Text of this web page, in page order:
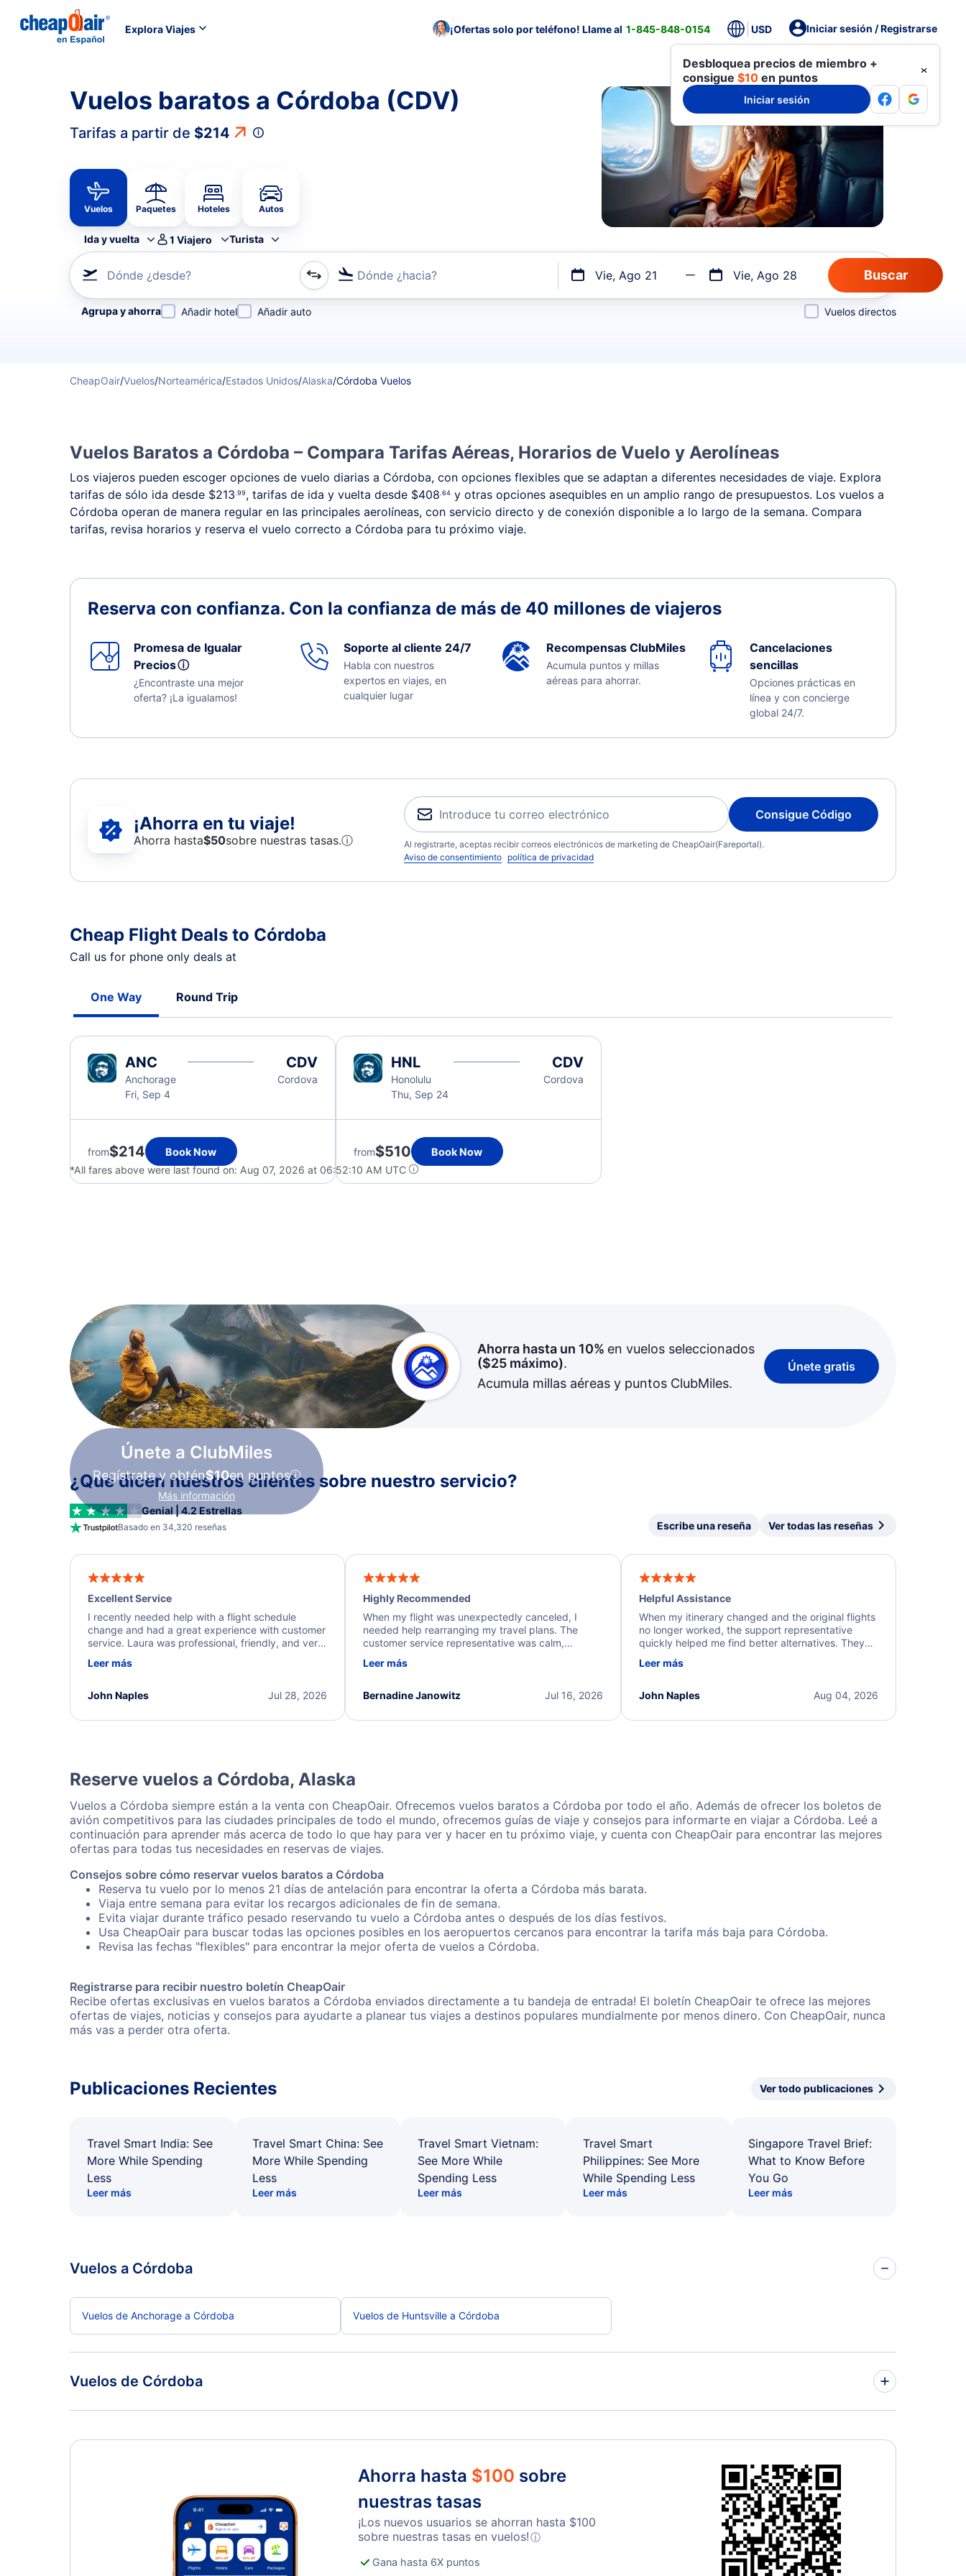
Explora Viajes ¡Ofertas solo por teléfono! Llame al 1-845-848-0154 USD Iniciar sesión / Registrarse
Desbloquea precios de miembro +
consigue $10 en puntos
Iniciar sesión
Vuelos baratos a Córdoba (CDV)
Tarifas a partir de $214
Vuelos Paquetes Hoteles Autos
Ida y vuelta 1 Viajero Turista
Dónde ¿desde? Dónde ¿hacia? Vie, Ago 21 Vie, Ago 28
Refina tu búsqueda por aerolínea, por ciudad o aeropuerto o por vuelos directos
Agrupa y ahorra Añadir hotel Añadir auto Vuelos directos
CheapOair/Vuelos/Norteamérica/Estados Unidos/Alaska/Córdoba Vuelos
Vuelos Baratos a Córdoba – Compara Tarifas Aéreas, Horarios de Vuelo y Aerolíneas
Los viajeros pueden escoger opciones de vuelo diarias a Córdoba, con opciones flexibles que se adaptan a diferentes necesidades de viaje. Explora
tarifas de sólo ida desde $213.99, tarifas de ida y vuelta desde $408.64 y otras opciones asequibles en un amplio rango de presupuestos. Los vuelos a
Córdoba operan de manera regular en las principales aerolíneas, con servicio directo y de conexión disponible a lo largo de la semana. Compara
tarifas, revisa horarios y reserva el vuelo correcto a Córdoba para tu próximo viaje.
Reserva con confianza. Con la confianza de más de 40 millones de viajeros
Promesa de Igualar
Preciosⓘ
¿Encontraste una mejor
oferta? ¡La igualamos!
Soporte al cliente 24/7
Habla con nuestros
expertos en viajes, en
cualquier lugar
Recompensas ClubMiles
Acumula puntos y millas
aéreas para ahorrar.
Cancelaciones
sencillas
Opciones prácticas en
línea y con concierge
global 24/7.
¡Ahorra en tu viaje!
Ahorra hasta$50sobre nuestras tasas.ⓘ
Consigue Código
Al registrarte, aceptas recibir correos electrónicos de marketing de CheapOair(Fareportal).
Aviso de consentimiento política de privacidad
Cheap Flight Deals to Córdoba
Call us for phone only deals at
One Way Round Trip
ANC
Anchorage
Fri, Sep 4
CDV
Cordova
from$214 Book Now
HNL
Honolulu
Thu, Sep 24
CDV
Cordova
from$510
Book Now
*All fares above were last found on: Aug 07, 2026 at 06:52:10 AM UTC
Únete a ClubMiles
Regístrate y obtén$10en puntos
Más información
Ahorra hasta un 10% en vuelos seleccionados
($25máximo).
Acumula millas aéreas y puntos ClubMiles.
Únete gratis
¿Qué dicen nuestros clientes sobre nuestro servicio?
Genial | 4.2 Estrellas
Basado en 34,320 reseñas Escribe una reseña Ver todas las reseñas
Excellent Service
I recently needed help with a flight schedule
change and had a great experience with customer
service. Laura was professional, friendly, and very
a solution and kept me informed of the next steps.
Leer más
Jul 28, 2026
John Naples
Highly Recommended
When my flight was unexpectedly canceled, I
needed help rearranging my travel plans. The
customer service representative was calm,
process. They quickly found alternative flight
I truly appreciate the excellent support and
Leer más
Jul 16, 2026
Bernadine Janowitz
Helpful Assistance
When my itinerary changed and the original flights
no longer worked, the support representative
quickly helped me find better alternatives. They
beyond to resolve the issue. I'm grateful for the
Leer más
Aug 04, 2026
John Naples
Reserve vuelos a Córdoba, Alaska
Vuelos a Córdoba siempre están a la venta con CheapOair. Ofrecemos vuelos baratos a Córdoba por todo el año. Además de ofrecer los boletos de
avión competitivos para las ciudades principales de todo el mundo, ofrecemos guías de viaje y consejos para informarte en viajar a Córdoba. Leé a
continuación para aprender más acerca de todo lo que hay para ver y hacer en tu próximo viaje, y cuenta con CheapOair para encontrar las mejores
ofertas para todas tus necesidades en reservas de viajes.
Consejos sobre cómo reservar vuelos baratos a Córdoba
Reserva tu vuelo por lo menos 21 días de antelación para encontrar la oferta a Córdoba más barata.
Viaja entre semana para evitar los recargos adicionales de fin de semana.
Evita viajar durante tráfico pesado reservando tu vuelo a Córdoba antes o después de los días festivos.
Usa CheapOair para buscar todas las opciones posibles en los aeropuertos cercanos para encontrar la tarifa más baja para Córdoba.
Revisa las fechas "flexibles" para encontrar la mejor oferta de vuelos a Córdoba.
Registrarse para recibir nuestro boletín CheapOair
Recibe ofertas exclusivas en vuelos baratos a Córdoba enviados directamente a tu bandeja de entrada! El boletín CheapOair te ofrece las mejores
ofertas de viajes, noticias y consejos para ayudarte a planear tus viajes a destinos populares mundialmente por menos dinero. Con CheapOair, nunca
más vas a perder otra oferta.
Publicaciones Recientes Ver todo publicaciones
Travel Smart India: See
More While Spending
Less
Leer más
Travel Smart China: See
More While Spending
Less
Leer más
Travel Smart Vietnam:
See More While
Spending Less
Leer más
Travel Smart
Philippines: See More
While Spending Less
Leer más
Singapore Travel Brief:
What to Know Before
You Go
Leer más
Vuelos a Córdoba
Vuelos de Anchorage a Córdoba Vuelos de Huntsville a Córdoba
Vuelos de Córdoba
Ahorra hasta $100 sobre
nuestras tasas
¡Los nuevos usuarios se ahorran hasta $100
sobre nuestras tasas en vuelos!ⓘ
Gana hasta 6X puntos